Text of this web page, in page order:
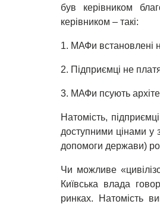
був керівником
керівником – такі:
1. МАФи встановлені
2. Підприємці не
3. МАФи псують
Натомість,
доступними цінами у
допомоги держави)
Чи можливе
Київська влада
ринках. Натомість